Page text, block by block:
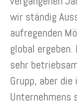
wir ständig
aufregenden
global
sehr
Grupp, aber
Unternehmens